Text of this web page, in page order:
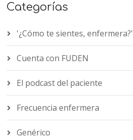
Categorías
'¿Cómo te sientes, enfermera?'
Cuenta con FUDEN
El podcast del paciente
Frecuencia enfermera
Genérico